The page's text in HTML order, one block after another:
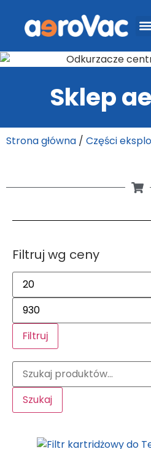
Sklep
Strona główna / Części
Filtruj wg ceny
Filtruj
Szukaj